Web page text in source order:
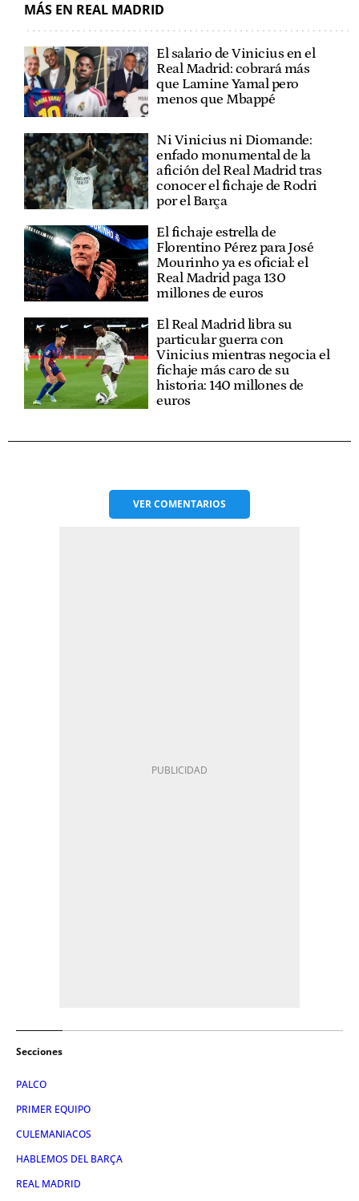
MÁS EN REAL MADRID
El salario de Vinicius en el
Real Madrid: cobrará más
que Lamine Yamal pero
menos que Mbappé
Ni Vinicius ni Diomande:
enfado monumental de la
afición del Real Madrid tras
conocer el fichaje de Rodri
por el Barça
El fichaje estrella de
Florentino Pérez para José
Mourinho ya es oficial: el
Real Madrid paga 130
millones de euros
El Real Madrid libra su
particular guerra con
Vinicius mientras negocia el
fichaje más caro de su
historia: 140 millones de
euros
VERCOMENTARIOS
Secciones
PALCO
PRIMER EQUIPO
CULEMANIACOS
HABLEMOS DEL BARÇA
REAL MADRID